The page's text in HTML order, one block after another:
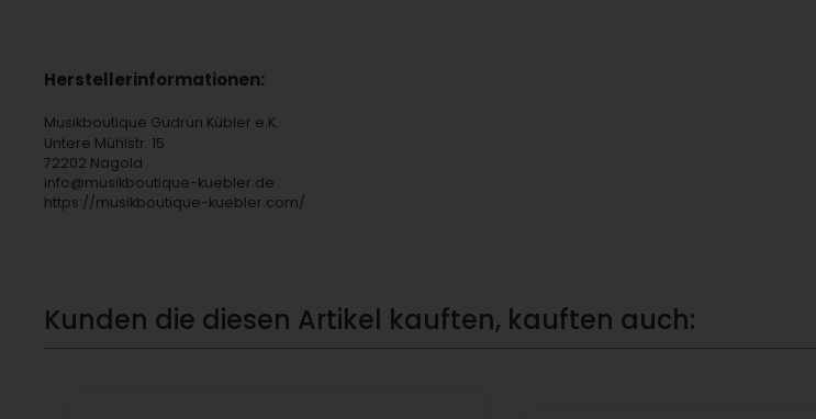
Herstellerinformationen:
Musikboutique Gudrun Kübler e.K.
Untere Mühlstr. 15
72202 Nagold
info@musikboutique-kuebler.de
https://musikboutique-kuebler.com/
Kunden die diesen Artikel kauften, kauften auch: